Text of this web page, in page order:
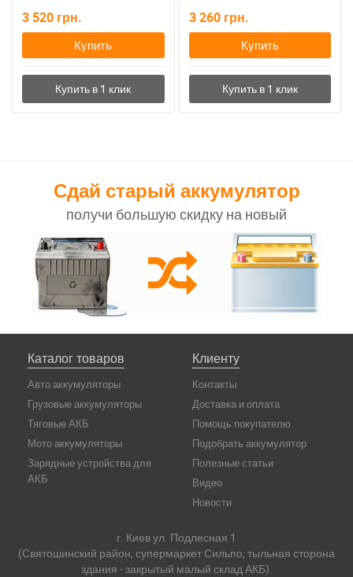
3 520 грн.
Купить
3 260 грн.
Купить
Сдай старый аккумулятор
получи большую скидку на новый
Каталог товаров
Авто аккумуляторы
Грузовые аккумуляторы
Тяговые АКБ
Мото аккумуляторы
Зарядные устройства для
АКБ
Клиенту
Контакты
Доставка и оплата
Помощь покупателю
Подобрать аккумулятор
Полезные статьи
Видео
Новости
г. Киев ул. Подлесная 1
(Святошинский район, супермаркет Сильпо, тыльная сторона
здания - закрытый малый склад АКБ).